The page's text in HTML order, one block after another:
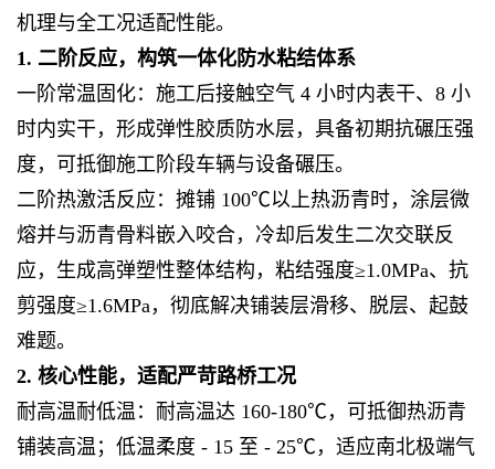
机理与全工况适配性能。
1. 二阶反应，构筑一体化防水粘结体系
一阶常温固化：施工后接触空气 4 小时内表干、8 小
时内实干，形成弹性胶质防水层，具备初期抗碾压强
度，可抵御施工阶段车辆与设备碾压。
二阶热激活反应：摊铺 100℃以上热沥青时，涂层微
熔并与沥青骨料嵌入咬合，冷却后发生二次交联反
应，生成高弹塑性整体结构，粘结强度≥1.0MPa、抗
剪强度≥1.6MPa，彻底解决铺装层滑移、脱层、起鼓
难题。
2. 核心性能，适配严苛路桥工况
耐高温耐低温：耐高温达 160-180℃，可抵御热沥青
铺装高温；低温柔度 - 15 至 - 25℃，适应南北极端气